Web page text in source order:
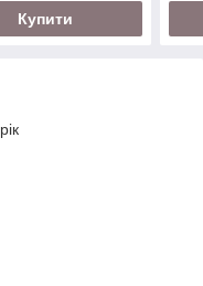
Купити